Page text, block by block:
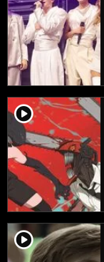
player2
player2